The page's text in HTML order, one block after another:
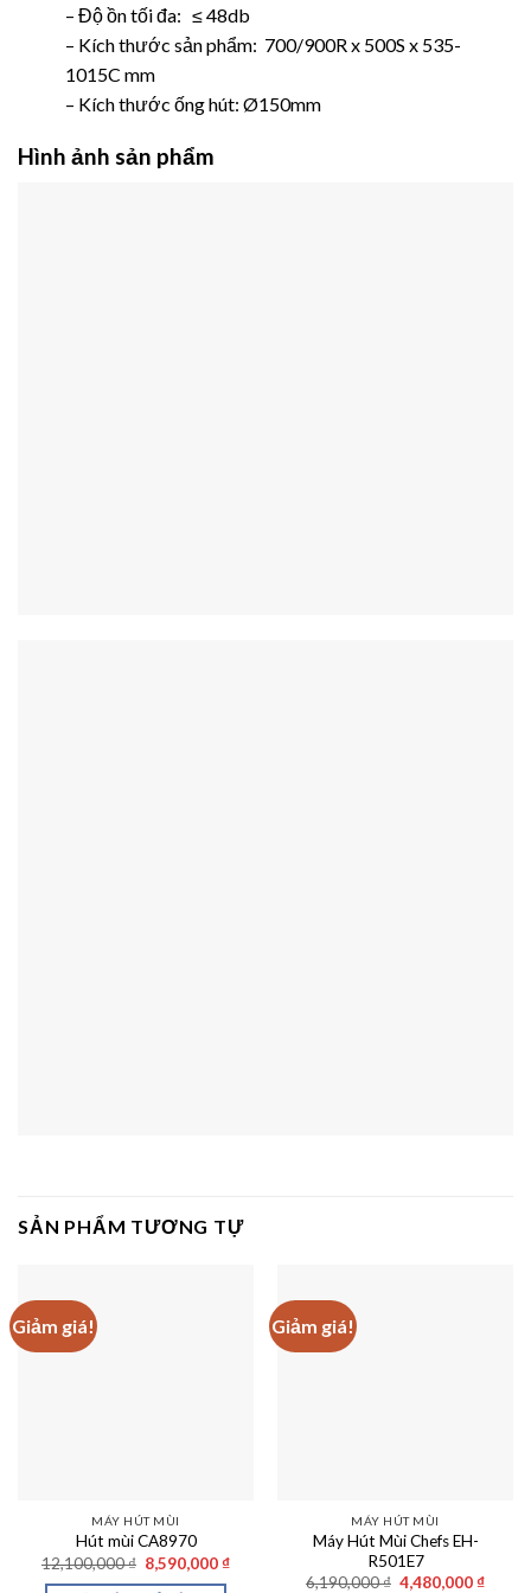
– Độ ồn tối đa: ≤ 48db
– Kích thước sản phẩm: 700/900R x 500S x 535-
1015C mm
– Kích thước ống hút: Ø150mm
Hình ảnh sản phẩm
SẢN PHẨM TƯƠNG TỰ
Giảm giá!
MÁY HÚT MÙI
Hút mùi CA8970
12,100,000₫ Giá
gốc
8,590,000 ₫Giá
Giảm giá!
MÁY HÚT MÙI
Máy Hút Mùi Chefs EH-
R501E7
6,190,000₫ Giá
4,480,000 ₫Giá